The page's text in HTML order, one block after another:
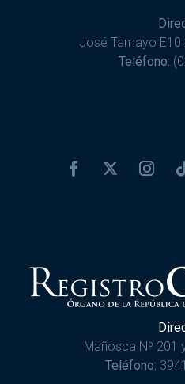
José Tamayo E10
Teléfono:
Mañosca Nº 201
Teléfono: